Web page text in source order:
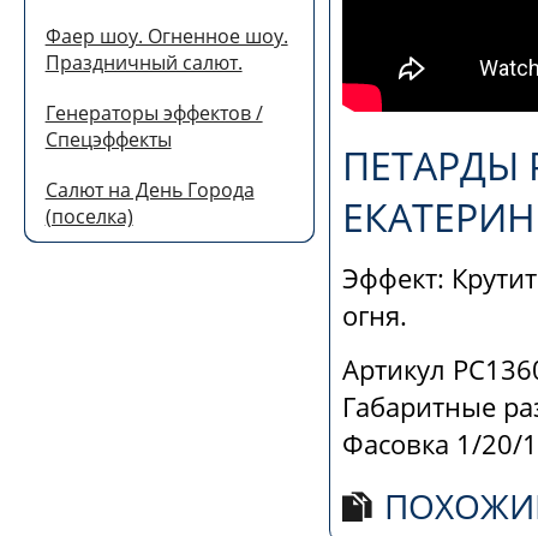
Фаер шоу. Огненное шоу.
Праздничный салют.
Генераторы эффектов /
Спецэффекты
Салют на День Города
(поселка)
ПЕТАРДЫ
Эффект:
огня.
Артикул
Габаритные
Фасовка 1/20/